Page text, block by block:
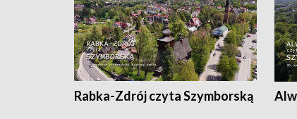
Rabka-Zdrój czyta Szymborską